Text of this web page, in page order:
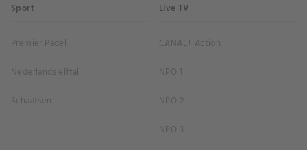
Sport
Premier Padel
Nederlands elftal
Schaatsen
Live TV
CANAL+ Action
NPO 1
NPO 2
NPO 3